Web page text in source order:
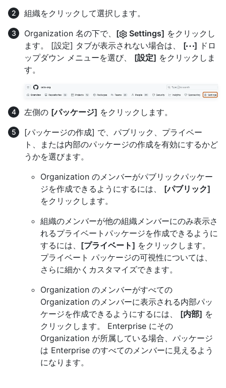
組織をクリックして選択します。
Organization 名の下で、 [ Settings] をクリックし
ます。 [設定] タブが表示されない場合は、 [ ] ドロ
ップダウン メニューを選び、 [設定] をクリックしま
す。
左側の [パッケージ] をクリックします。
[パッケージの作成] で、パブリック、プライベー
ト、または内部のパッケージの作成を有効にするかど
うかを選びます。
Organization のメンバーがパブリックパッケー
ジを作成できるようにするには、 [パブリック]
をクリックします。
組織のメンバーが他の組織メンバーにのみ表示さ
れるプライベートパッケージを作成できるように
するには、 [プライベート] をクリックします。
プライベート パッケージの可視性については、
さらに細かくカスタマイズできます。
Organization のメンバーがすべての
Organization のメンバーに表示される内部パッ
ケージを作成できるようにするには、 [内部] を
クリックします。 Enterprise にその
Organization が所属している場合、パッケージ
は Enterprise のすべてのメンバーに見えるよう
になります。